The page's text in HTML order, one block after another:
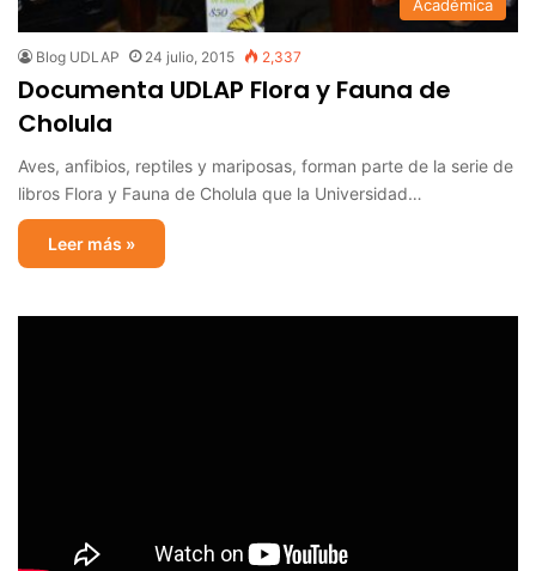
Académica
Blog UDLAP 24 julio, 2015 2,337
Documenta UDLAP Flora y Fauna de
Cholula
Aves, anfibios, reptiles y mariposas, forman parte de la serie de
libros Flora y Fauna de Cholula que la Universidad…
Leer más »